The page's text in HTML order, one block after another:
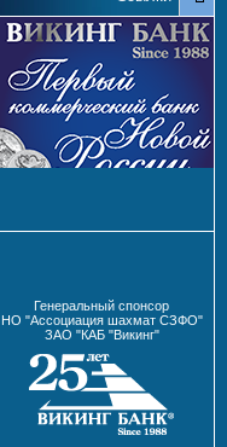
Генеральный спонсор
НО "Ассоциация шахмат СЗФО"
ЗАО "КАБ "Викинг"